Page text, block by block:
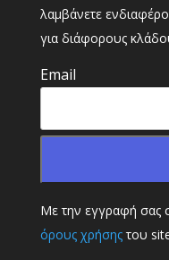
λαμβάνετε
για διάφορους
Email
Με την εγγραφή σας
όρους χρήσηςτου